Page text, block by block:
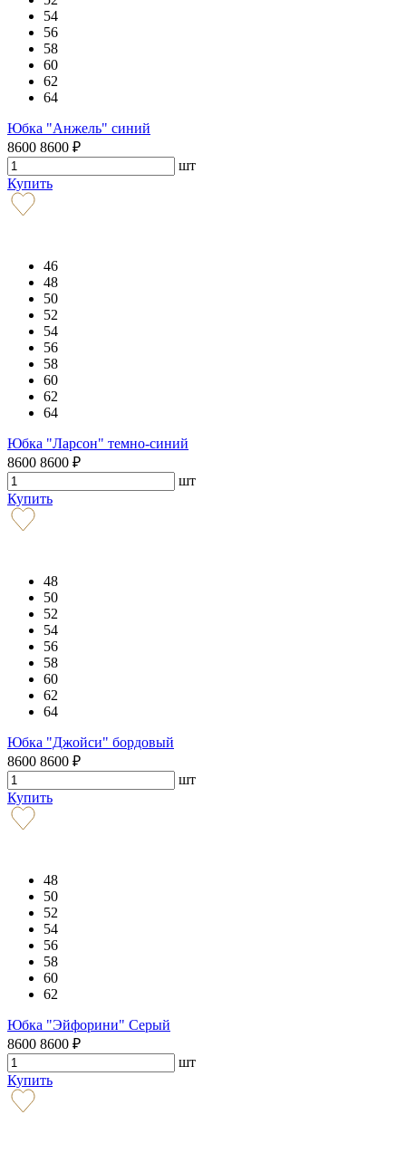
54
56
58
60
62
64
Юбка "Анжель" синий
8600 8600 ₽
шт
Купить
46
48
50
52
54
56
58
60
62
64
Юбка "Ларсон" темно-синий
8600 8600 ₽
шт
Купить
48
50
52
54
56
58
60
62
64
Юбка "Джойси" бордовый
8600 8600 ₽
шт
Купить
48
50
52
54
56
58
60
62
Юбка "Эйфорини" Серый
8600 8600 ₽
шт
Купить